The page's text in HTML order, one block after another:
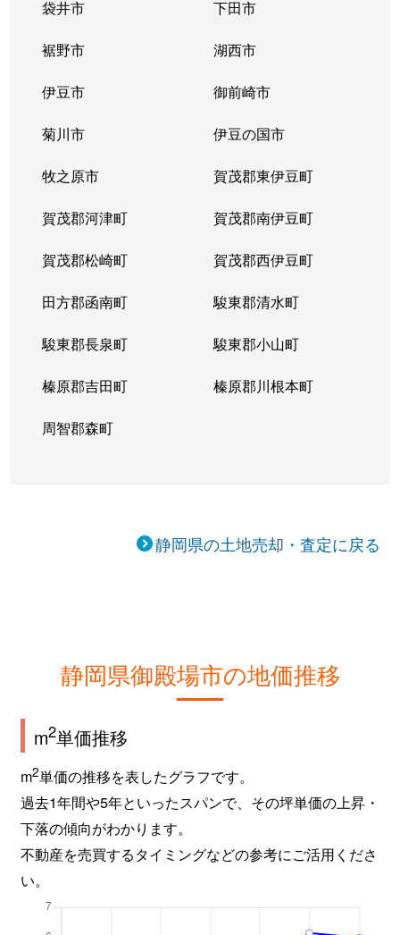
保土沢
御殿場
保土沢
御殿場
保土沢
御殿場
袋井市 下田市
裾野市 湖西市
伊豆市 御前崎市
菊川市 伊豆の国市
牧之原市 賀茂郡東伊豆町
賀茂郡河津町 賀茂郡南伊豆町
賀茂郡松崎町 賀茂郡西伊豆町
田方郡函南町 駿東郡清水町
駿東郡長泉町 駿東郡小山町
榛原郡吉田町 榛原郡川根本町
周智郡森町
静岡県の土地売却・査定に戻る
静岡県御殿場市の地価推移
m2単価推移
m2単価の推移を表したグラフです。
過去1年間や5年といったスパンで、その坪単価の上昇・
下落の傾向がわかります。
不動産を売買するタイミングなどの参考にご活用くださ
い。